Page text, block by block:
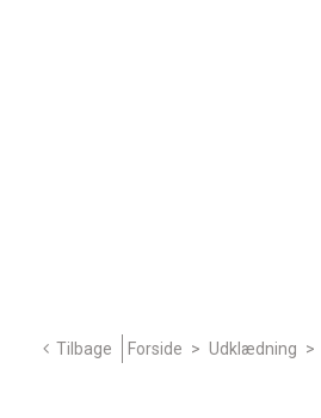
Tilbage Forside > Udklædning >